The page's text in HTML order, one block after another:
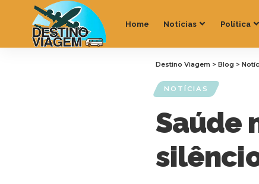
Home Notícias Política
Destino Viagem > Blog >
NOTÍCIAS
Saúde